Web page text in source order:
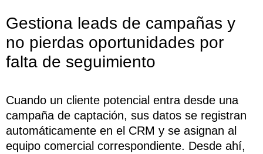
Gestiona leads de campañas y
no pierdas oportunidades por
falta de seguimiento
Cuando un cliente potencial entra desde una
campaña de captación, sus datos se registran
automáticamente en el CRM y se asignan al
equipo comercial correspondiente. Desde ahí,